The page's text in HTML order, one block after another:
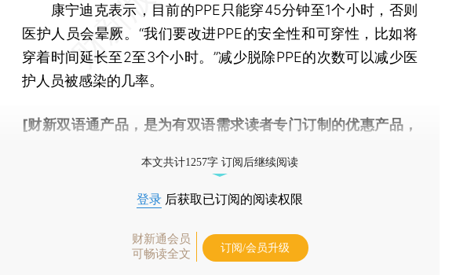
康宁迪克表示，目前的PPE只能穿45分钟至1个小时，否则
医护人员会晕厥。“我们要改进PPE的安全性和可穿性，比如将
穿着时间延长至2至3个小时。”减少脱除PPE的次数可以减少医
护人员被感染的几率。
[财新双语通产品，是为有双语需求读者专门订制的优惠产品，
本文共计1257字 订阅后继续阅读
登录 后获取已订阅的阅读权限
财新通会员
可畅读全文
订阅/会员升级